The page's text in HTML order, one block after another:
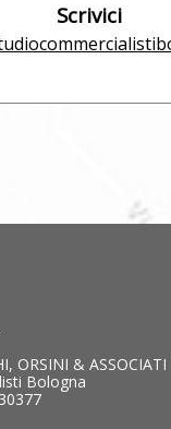
Scrivici
ORSINI & ASSOCIATI
Bologna